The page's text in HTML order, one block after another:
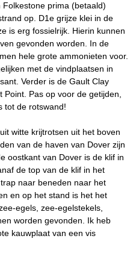
prima (betaald)
op. D1e grijze klei in de
is erg fossielrijk. Hierin kunnen
gevonden worden. In de
hele grote ammonieten voor.
met de vindplaatsen in
Verder is de Gault Clay
Point. Pas op voor de getijden,
tot de rotswand!
witte krijtrotsen uit het boven
van de haven van Dover zijn
oostkant van Dover is de klif in
de top van de klif in het
naar beneden naar het
en op het stand is het het
egels, zee-egelstekels,
worden gevonden. Ik heb
kauwplaat van een vis